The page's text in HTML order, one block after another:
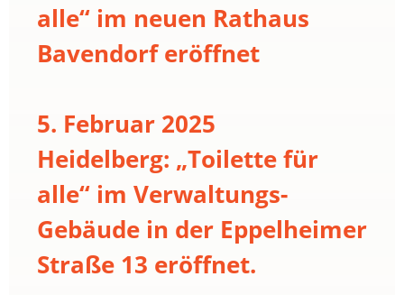
alle“ im neuen Rathaus
Bavendorf eröffnet
5. Februar 2025
Heidelberg: „Toilette für
alle“ im Verwaltungs-
Gebäude in der Eppelheimer
Straße 13 eröffnet.